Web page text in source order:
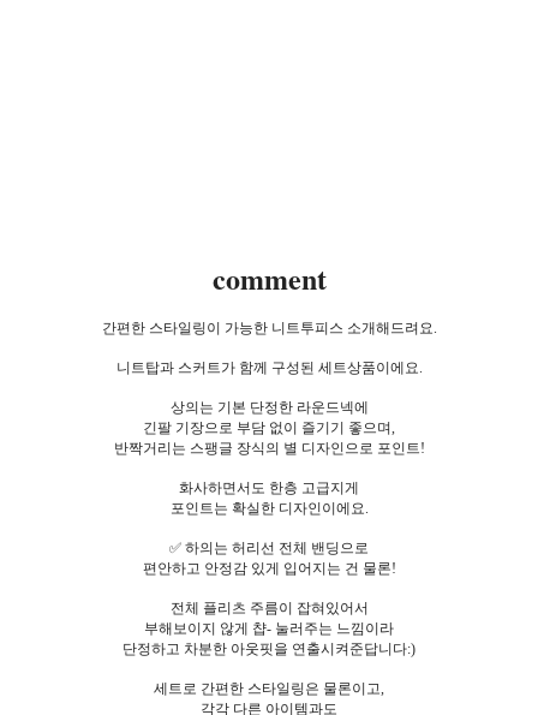
comment
간편한 스타일링이 가능한 니트투피스 소개해드려요.
니트탑과 스커트가 함께 구성된 세트상품이에요.
상의는 기본 단정한 라운드넥에
긴팔 기장으로 부담 없이 즐기기 좋으며,
반짝거리는 스팽글 장식의 별 디자인으로 포인트!
화사하면서도 한층 고급지게
포인트는 확실한 디자인이에요.
✅ 하의는 허리선 전체 밴딩으로
편안하고 안정감 있게 입어지는 건 물론!
전체 플리츠 주름이 잡혀있어서
부해보이지 않게 챱- 눌러주는 느낌이라
단정하고 차분한 아웃핏을 연출시켜준답니다:)
세트로 간편한 스타일링은 물론이고,
각각 다른 아이템과도